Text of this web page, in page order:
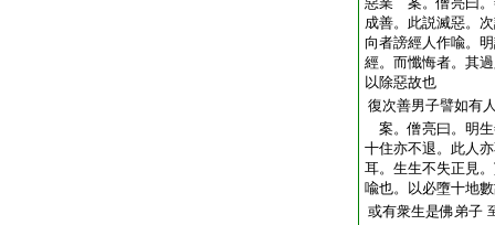
成善。此説滅惡。
向者謗經人作喩。
經。而懺悔者。其
以除惡故也
復次善男子譬如有
案。僧亮曰。明
十住亦不退。此人
耳。生生不失正見
喩也。以必墮十地
或有衆生是佛弟子